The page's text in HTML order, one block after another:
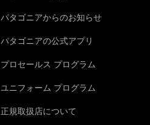
パタゴニアからのお知らせ
パタゴニアの公式アプリ
プロセールス プログラム
ユニフォーム プログラム
正規取扱店について